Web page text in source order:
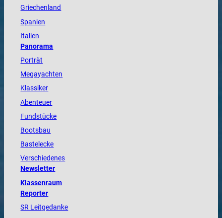
Griechenland
Spanien
Italien
Panorama
Porträt
Megayachten
Klassiker
Abenteuer
Fundstücke
Bootsbau
Bastelecke
Verschiedenes
Newsletter
Klassenraum
Reporter
SR Leitgedanke